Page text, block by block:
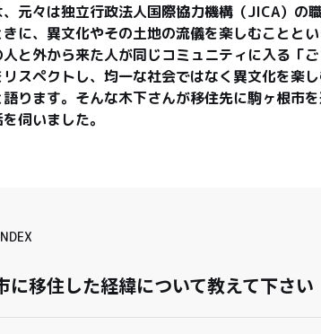
元々は独立行政法人国際協力機構（JICA）の
に、異文化やその土地の流儀を楽しむことと
と外から来た人が同じコミュニティに入る「
スペクトし、均一な社会ではなく異文化を楽
ります。そんな木下さんが移住先に駒ヶ根市
伺いました。
に移住した経緯について教えて下さい